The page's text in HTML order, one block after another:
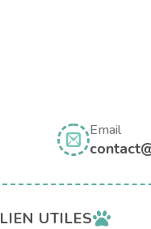
Email
LIEN UTILES